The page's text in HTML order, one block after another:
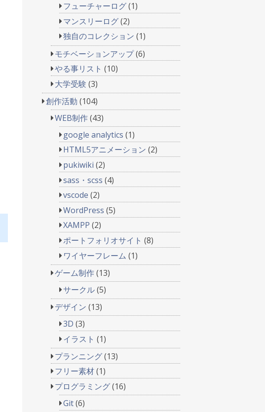
フューチャーログ(1)
マンスリーログ(2)
独自のコレクション (1)
モチベーションアップ(6)
やる事リスト (10)
大学受験 (3)
創作活動 (104)
WEB制作(43)
google analytics (1)
HTML5アニメーション (2)
pukiwiki (2)
sass・scss (4)
vscode (2)
WordPress (5)
XAMPP (2)
ポートフォリオサイト (8)
ワイヤーフレーム (1)
ゲーム制作(13)
サークル(5)
デザイン (13)
3D (3)
イラスト (1)
プランニング(13)
フリー素材(1)
プログラミング(16)
Git(6)